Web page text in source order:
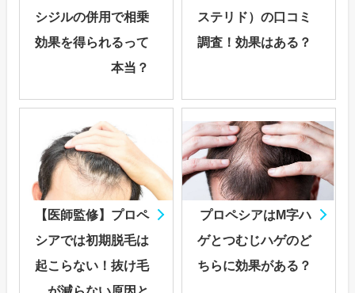
シジルの併用で相乗
効果を得られるって
本当？
ステリド）の口コミ
調査！効果はある？
【医師監修】プロペ
シアでは初期脱毛は
起こらない！抜け毛
プロペシアはM字ハ
ゲとつむじハゲのど
ちらに効果がある？